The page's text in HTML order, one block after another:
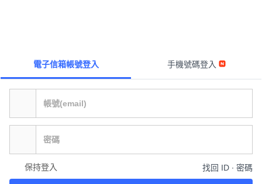
電子信箱帳號登入 手機號碼登入
保持登入 找回 ID ∙ 密碼